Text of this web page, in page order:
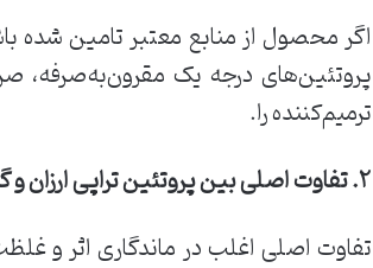
اگر محصول از منابع معتبر تامین
پروتئین‌های درجه یک مقرون‌به‌صرفه،
ترمیم‌کننده را.
۲. تفاوت اصلی بین پروتئین تراپی ارزان و گران در چیست؟
تفاوت اصلی اغلب در ماندگاری اثر و